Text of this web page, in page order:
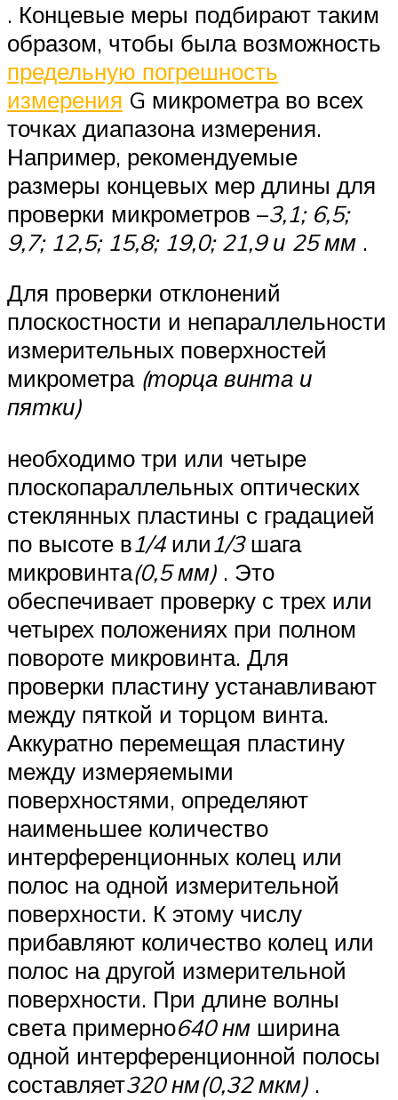
. Концевые меры подбирают таким
образом, чтобы была возможность
предельную погрешность
измерения G микрометра во всех
точках диапазона измерения.
Например, рекомендуемые
размеры концевых мер длины для
проверки микрометров –3,1; 6,5;
9,7; 12,5; 15,8; 19,0; 21,9 и 25 мм .
Для проверки отклонений
плоскостности и непараллельности
измерительных поверхностей
микрометра (торца винта и
пятки)
необходимо три или четыре
плоскопараллельных оптических
стеклянных пластины с градацией
по высоте в1/4или1/3шага
микровинта(0,5 мм) . Это
обеспечивает проверку с трех или
четырех положениях при полном
повороте микровинта. Для
проверки пластину устанавливают
между пяткой и торцом винта.
Аккуратно перемещая пластину
между измеряемыми
поверхностями, определяют
наименьшее количество
интерференционных колец или
полос на одной измерительной
поверхности. К этому числу
прибавляют количество колец или
полос на другой измерительной
поверхности. При длине волны
света примерно640 нм ширина
одной интерференционной полосы
составляет320 нм(0,32 мкм) .